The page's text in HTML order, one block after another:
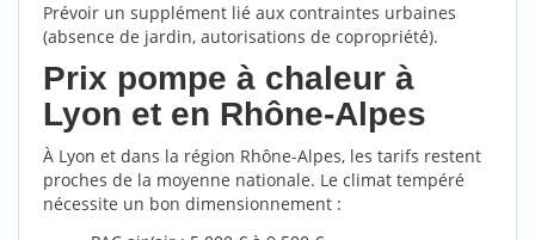
Prévoir un supplément lié aux contraintes urbaines
(absence de jardin, autorisations de copropriété).
Prix pompe à chaleur à
Lyon et en Rhône-Alpes
À Lyon et dans la région Rhône-Alpes, les tarifs restent
proches de la moyenne nationale. Le climat tempéré
nécessite un bon dimensionnement :